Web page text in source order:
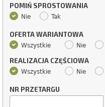
POMIŃ SPROSTOWANIA
Nie Tak
OFERTA WARIANTOWA
Wszystkie Nie
REALIZACJA CZĘŚCIOWA
Wszystkie Nie
NR PRZETARGU